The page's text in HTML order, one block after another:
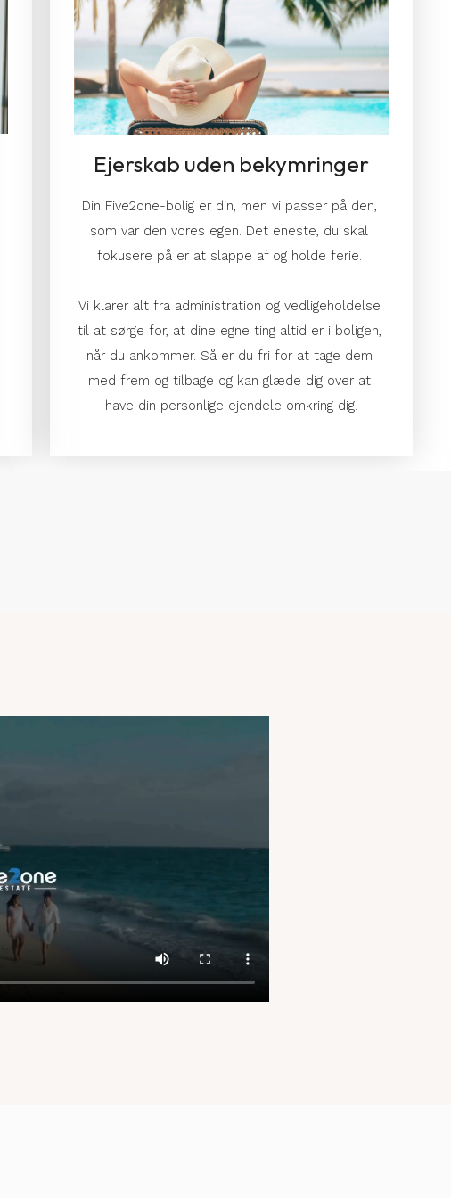
Ejerskab uden bekymringer
Din Five2one-bolig er din, men vi passer på den,
som var den vores egen. Det eneste, du skal
fokusere på er at slappe af og holde ferie.
Vi klarer alt fra administration og vedligeholdelse
til at sørge for, at dine egne ting altid er i boligen,
når du ankommer. Så er du fri for at tage dem
med frem og tilbage og kan glæde dig over at
have din personlige ejendele omkring dig.